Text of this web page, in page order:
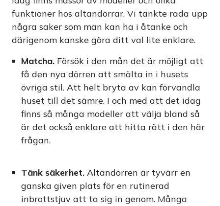
funktioner hos altandörrar. Vi tänkte rada upp
några saker som man kan ha i åtanke och
därigenom kanske göra ditt val lite enklare.
Matcha. Försök i den mån det är möjligt att
få den nya dörren att smälta in i husets
övriga stil. Att helt bryta av kan förvandla
huset till det sämre. I och med att det idag
finns så många modeller att välja bland så
är det också enklare att hitta rätt i den här
frågan.
Tänk säkerhet. Altandörren är tyvärr en
ganska given plats för en rutinerad
inbrottstjuv att ta sig in genom. Många